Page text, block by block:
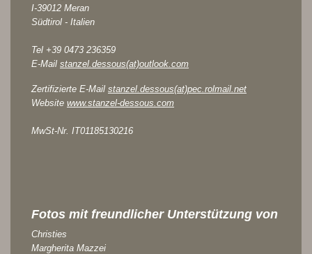
I-39012 Meran
Südtirol - Italien
Tel +39 0473 236359
E-Mail stanzel.dessous(at)outlook.com
Zertifizierte E-Mail stanzel.dessous(at)pec.rolmail.net
Website www.stanzel-dessous.com
MwSt-Nr. IT01185130216
Fotos mit freundlicher Unterstützung von
Christies
Margherita Mazzei